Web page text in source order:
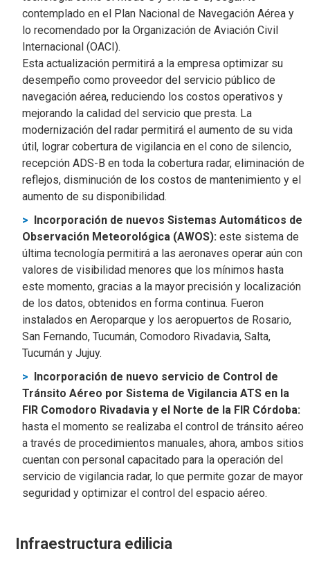
contemplado en el Plan Nacional de Navegación Aérea y
lo recomendado por la Organización de Aviación Civil
Internacional (OACI).
Esta actualización permitirá a la empresa optimizar su
desempeño como proveedor del servicio público de
navegación aérea, reduciendo los costos operativos y
mejorando la calidad del servicio que presta. La
modernización del radar permitirá el aumento de su vida
útil, lograr cobertura de vigilancia en el cono de silencio,
recepción ADS-B en toda la cobertura radar, eliminación de
reflejos, disminución de los costos de mantenimiento y el
aumento de su disponibilidad.
Incorporación de nuevos Sistemas Automáticos de
Observación Meteorológica (AWOS):este sistema de
última tecnología permitirá a las aeronaves operar aún con
valores de visibilidad menores que los mínimos hasta
este momento, gracias a la mayor precisión y localización
de los datos, obtenidos en forma continua. Fueron
instalados en Aeroparque y los aeropuertos de Rosario,
San Fernando, Tucumán, Comodoro Rivadavia, Salta,
Tucumán y Jujuy.
Incorporación de nuevo servicio de Control de
Tránsito Aéreo por Sistema de Vigilancia ATS en la
FIR Comodoro Rivadavia y el Norte de la FIR Córdoba:
hasta el momento se realizaba el control de tránsito aéreo
a través de procedimientos manuales, ahora, ambos sitios
cuentan con personal capacitado para la operación del
servicio de vigilancia radar, lo que permite gozar de mayor
seguridad y optimizar el control del espacio aéreo.
Infraestructura edilicia